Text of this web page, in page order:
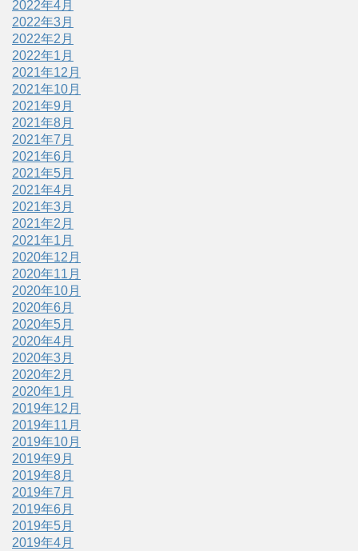
2022年4月
2022年3月
2022年2月
2022年1月
2021年12月
2021年10月
2021年9月
2021年8月
2021年7月
2021年6月
2021年5月
2021年4月
2021年3月
2021年2月
2021年1月
2020年12月
2020年11月
2020年10月
2020年6月
2020年5月
2020年4月
2020年3月
2020年2月
2020年1月
2019年12月
2019年11月
2019年10月
2019年9月
2019年8月
2019年7月
2019年6月
2019年5月
2019年4月